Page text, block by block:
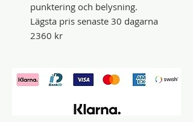
punktering och belysning.
Lägsta pris senaste 30 dagarna
2360 kr